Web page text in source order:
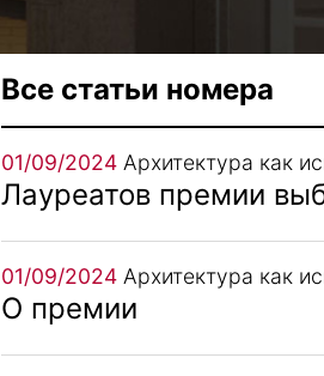
Все статьи номера
01/09/2024 Архитектура как
Лауреатов премии
01/09/2024 Архитектура как
О премии